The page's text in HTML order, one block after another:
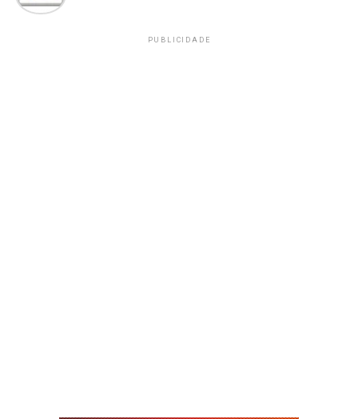
PUBLICIDADE